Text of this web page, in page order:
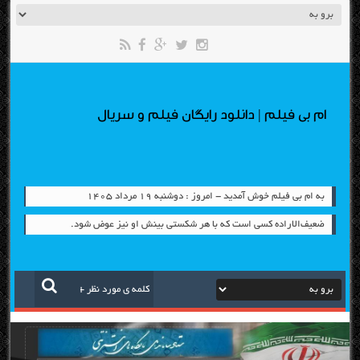
ام بی فیلم | دانلود رایگان فیلم و سریال
به ام بی فیلم خوش آمدید - امروز : دوشنبه ۱۹ مرداد ۱۴۰۵
ضعیف‌الاراده کسی است که با هر شکستی بینش او نیز عوض شود.